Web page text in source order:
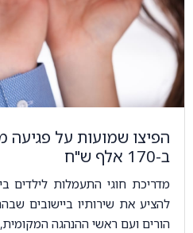
הפיצו שמועות על פגיעה
ב-170 אלף ש"ח
מדריכת חוגי התעמלות לילדים
להציע את שירותיו ביישובים
הורים ועם ראשי ההנהגה